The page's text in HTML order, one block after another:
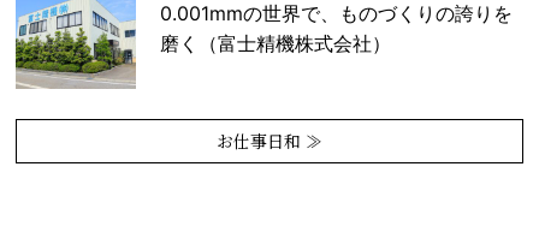
0.001mmの世界で、ものづくりの誇りを
磨く（富士精機株式会社）
お仕事日和 ≫